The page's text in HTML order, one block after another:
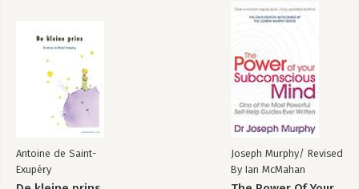
Antoine de Saint-
Exupéry
Joseph Murphy/ Revised
By Ian McMahan